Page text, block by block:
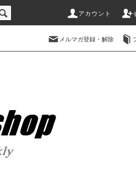
アカウント
メルマガ登録・解除